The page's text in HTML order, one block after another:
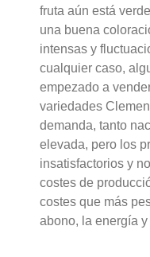
fruta aún está
una buena
intensas y
cualquier caso,
empezado a
variedades
demanda, tanto
elevada, pero los
insatisfactorios y
costes de
costes que más
abono, la energía